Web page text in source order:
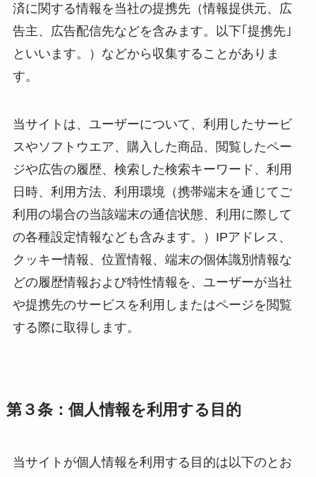
済に関する情報を当社の提携先（情報提供元、広
告主、広告配信先などを含みます。以下｢提携先｣
といいます。）などから収集することがありま
す。
当サイトは、ユーザーについて、利用したサービ
スやソフトウエア、購入した商品、閲覧したペー
ジや広告の履歴、検索した検索キーワード、利用
日時、利用方法、利用環境（携帯端末を通じてご
利用の場合の当該端末の通信状態、利用に際して
の各種設定情報なども含みます。）IPアドレス、
クッキー情報、位置情報、端末の個体識別情報な
どの履歴情報および特性情報を、ユーザーが当社
や提携先のサービスを利用しまたはページを閲覧
する際に取得します。
第３条：個人情報を利用する目的
当サイトが個人情報を利用する目的は以下のとお